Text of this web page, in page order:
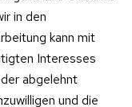
in den
kann mit
Interesses
abgelehnt
und die